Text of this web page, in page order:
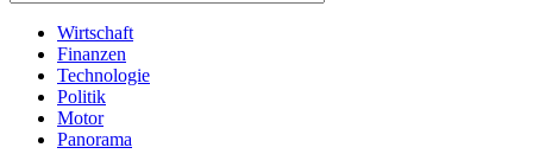
Wirtschaft
Finanzen
Technologie
Politik
Motor
Panorama